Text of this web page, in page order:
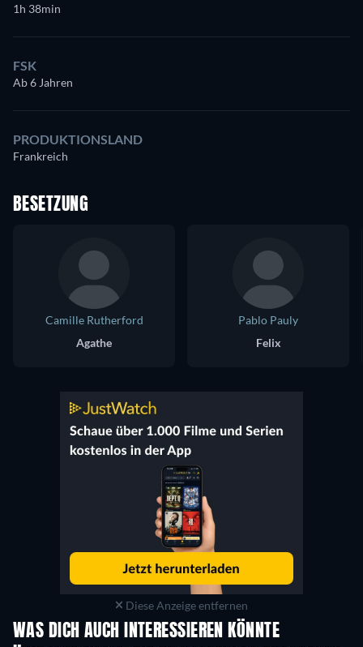
1h 38min
FSK
Ab 6 Jahren
PRODUKTIONSLAND
Frankreich
BESETZUNG
Camille Rutherford
Agathe
Pablo Pauly
Felix
Diese Anzeige entfernen
WAS DICH AUCH INTERESSIEREN KÖNNTE